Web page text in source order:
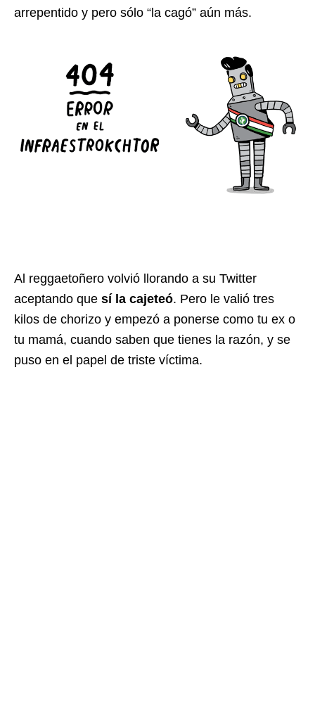
arrepentido y pero sólo “la cagó” aún más.
Al reggaetoñero volvió llorando a su Twitter
aceptando que sí la cajeteó. Pero le valió tres
kilos de chorizo y empezó a ponerse como tu ex o
tu mamá, cuando saben que tienes la razón, y se
puso en el papel de triste víctima.